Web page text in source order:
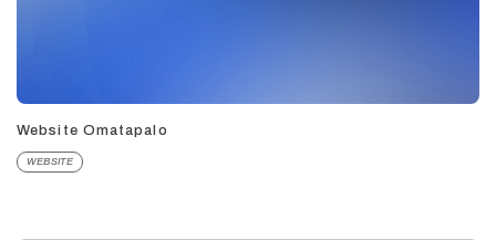
Website Omatapalo
WEBSITE